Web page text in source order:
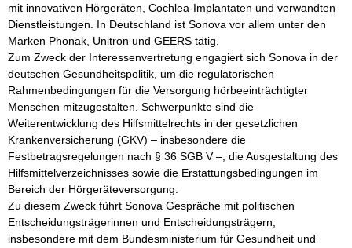
mit innovativen Hörgeräten, Cochlea-Implantaten und verwandten
Dienstleistungen. In Deutschland ist Sonova vor allem unter den
Marken Phonak, Unitron und GEERS tätig.
Zum Zweck der Interessenvertretung engagiert sich Sonova in der
deutschen Gesundheitspolitik, um die regulatorischen
Rahmenbedingungen für die Versorgung hörbeeinträchtigter
Menschen mitzugestalten. Schwerpunkte sind die
Weiterentwicklung des Hilfsmittelrechts in der gesetzlichen
Krankenversicherung (GKV) – insbesondere die
Festbetragsregelungen nach § 36 SGB V –, die Ausgestaltung des
Hilfsmittelverzeichnisses sowie die Erstattungsbedingungen im
Bereich der Hörgeräteversorgung.
Zu diesem Zweck führt Sonova Gespräche mit politischen
Entscheidungsträgerinnen und Entscheidungsträgern,
insbesondere mit dem Bundesministerium für Gesundheit und